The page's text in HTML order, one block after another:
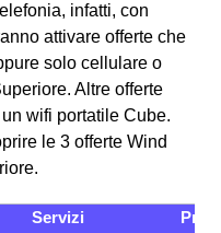
infatti, con
attivare offerte che
solo cellulare o
Altre offerte
wifi portatile Cube.
le 3 offerte Wind
Servizi